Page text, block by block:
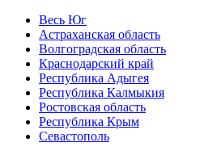
Весь Юг
Астраханская область
Волгоградская область
Краснодарский край
Республика Адыгея
Республика Калмыкия
Ростовская область
Республика Крым
Севастополь